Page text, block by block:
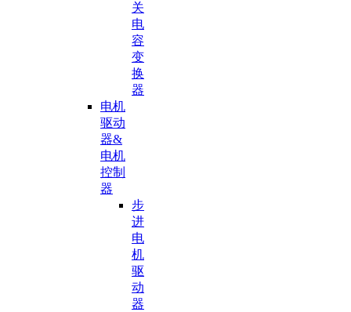
关
电
容
变
换
器
电机
驱动
器&
电机
控制
器
步
进
电
机
驱
动
器